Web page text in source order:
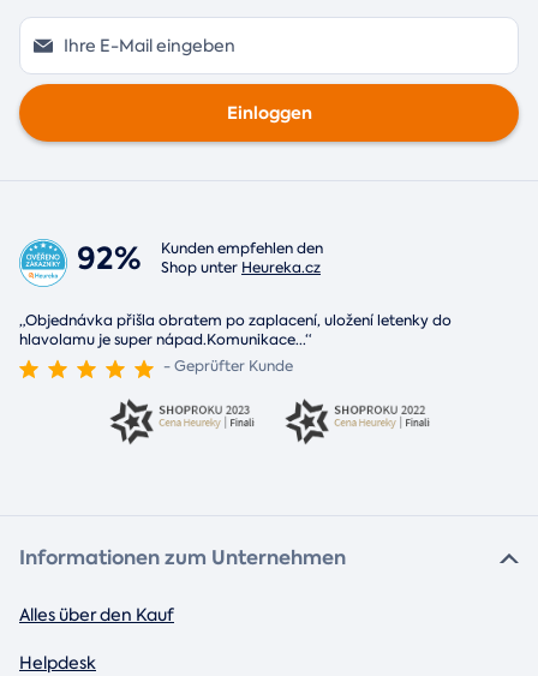
Einloggen
92%
Kunden empfehlen den
Shop unter Heureka.cz
„Objednávka přišla obratem po zaplacení, uložení letenky do
hlavolamu je super nápad.Komunikace...“
- Geprüfter Kunde
Informationen zum Unternehmen
Alles über den Kauf
Helpdesk